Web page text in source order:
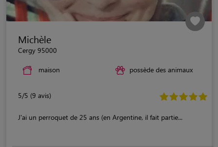
Michèle
Cergy 95000
maison possède des animaux
5/5 (9 avis)
J'ai un perroquet de 25 ans (en Argentine, il fait partie...